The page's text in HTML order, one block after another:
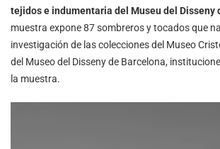
tejidos e indumentaria del Museu del Disseny
muestra expone 87 sombreros y tocados que
investigación de las colecciones del Museo
del Museo del Disseny de Barcelona,
la muestra.